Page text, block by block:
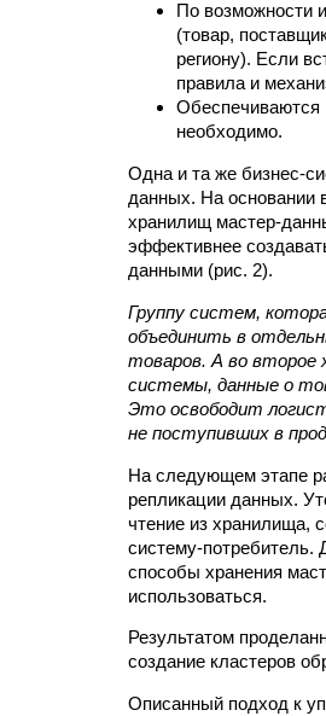
По возможности
(товар,
региону). Если
правила и
Обеспечиваются
необходимо.
Одна и та же бизнес-
данных. На основании
хранилищ мастер-
эффективнее
данными (рис. 2).
Группу систем,
объединить в
товаров. А во второе
системы, данные о
Это освободит
не поступивших в
На следующем этапе
репликации данных.
чтение из хранилища,
систему-потребитель.
способы хранения
использоваться.
Результатом
создание кластеров
Описанный подход к